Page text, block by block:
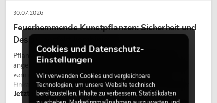
30.07.2026
Feuerhemmende Kunstpflanzen: Sicherheit und
Design perfekt kombiniert
Pflanzen machen Räume lebendig. Sie schaffen eine
angenehme Atmosphäre, verbessern das Ambiente und
vermitteln Natürlichkeit. Ob in Hotels, Restaurants,
Einkaufszentren, Bürogebäuden oder auf Messeständen:
eine hochwertige Begrünung gehört heute längst zum
Jetzt lesen
Cookies und Datenschutz-
Einstellungen
Wir verwenden Cookies und vergleichbare
Technologien, um unsere Website technisch
bereitzustellen, Inhalte zu verbessern, Statistikdaten